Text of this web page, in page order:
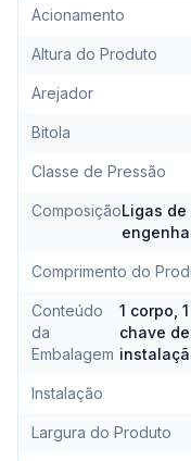
Acionamento
Altura do Produto
Arejador
Bitola
Classe de Pressão
ComposiçãoLigas
Comprimento do
Conteúdo
da
Embalagem
1 corpo,
chave
Instalação
Largura do Produto